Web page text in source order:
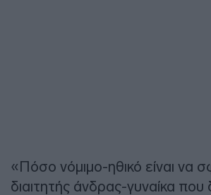
«Πόσο νόμιμο-ηθικό είναι να
διαιτητής άνδρας-γυναίκα που